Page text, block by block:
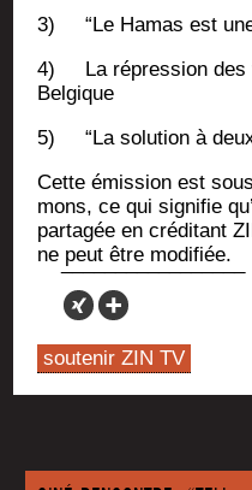
3) “Le Hamas est
4) La répres­sion des
Belgique
5) “La solu­tion à
Cette émis­sion est
mons, ce qui signi­fie
par­ta­gée en cré­di­tant
ne peut être modifiée.
soutenir ZIN TV